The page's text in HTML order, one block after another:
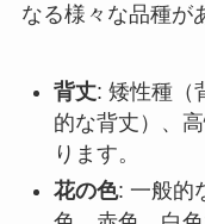
なる様々な品種が
背丈: 矮性種（
的な背丈）、
ります。
花の色: 一般的